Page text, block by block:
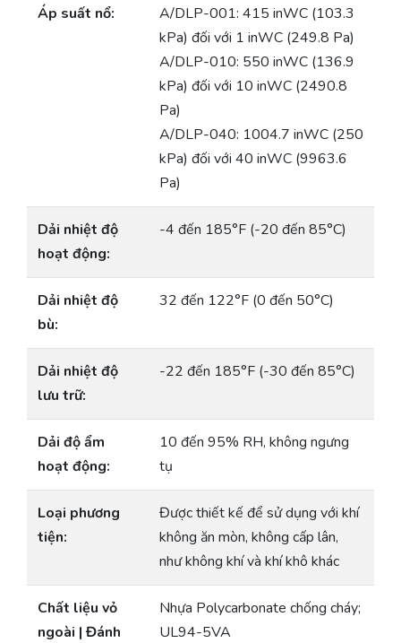
Áp suất nổ:
A/DLP-001: 415 inWC (103.3
kPa) đối với 1 inWC (249.8 Pa)
A/DLP-010: 550 inWC (136.9
kPa) đối với 10 inWC (2490.8
Pa)
A/DLP-040: 1004.7 inWC (250
kPa) đối với 40 inWC (9963.6
Pa)
Dải nhiệt độ
hoạt động:
-4 đến 185°F (-20 đến 85°C)
Dải nhiệt độ
bù:
32 đến 122°F (0 đến 50°C)
Dải nhiệt độ
lưu trữ:
-22 đến 185°F (-30 đến 85°C)
Dải độ ẩm
hoạt động:
10 đến 95% RH, không ngưng
tụ
Loại phương
tiện:
Được thiết kế để sử dụng với khí
không ăn mòn, không cấp lân,
như không khí và khí khô khác
Chất liệu vỏ
ngoài | Đánh
Nhựa Polycarbonate chống cháy;
UL94-5VA